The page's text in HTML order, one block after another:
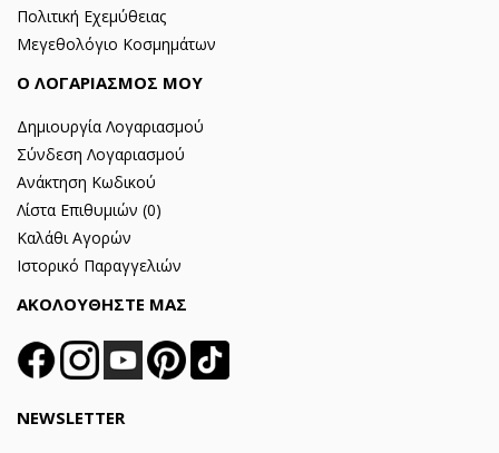
Πολιτική Εχεμύθειας
Μεγεθολόγιο Κοσμημάτων
Ο ΛΟΓΑΡΙΑΣΜΟΣ ΜΟΥ
Δημιουργία Λογαριασμού
Σύνδεση Λογαριασμού
Ανάκτηση Κωδικού
Λίστα Επιθυμιών (0)
Καλάθι Αγορών
Ιστορικό Παραγγελιών
ΑΚΟΛΟΥΘΗΣΤΕ ΜΑΣ
NEWSLETTER